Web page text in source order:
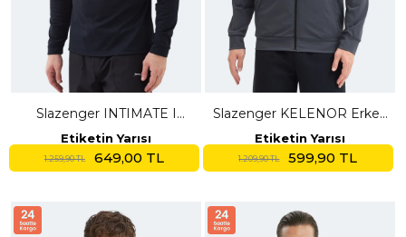
Slazenger INTIMATE I
Erkek Dik Yaka Fermuarlı
Lacivert Sweatshırt
Etiketin Yarısı
1.259,90 TL 649,00 TL
Slazenger KELENOR Erkek
Kapüşonlu Cepli Koyu Gri
Sweatshırt
Etiketin Yarısı
1.209,90 TL 599,90 TL